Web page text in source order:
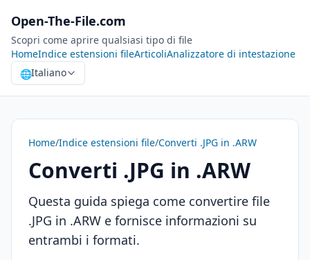
Open-The-File.com
Scopri come aprire qualsiasi tipo di file
HomeIndice estensioni fileArticoliAnalizzatore di intestazione
🌐Italiano
Home/Indice estensioni file/Converti .JPG in .ARW
Converti .JPG in .ARW
Questa guida spiega come convertire file
.JPG in .ARW e fornisce informazioni su
entrambi i formati.